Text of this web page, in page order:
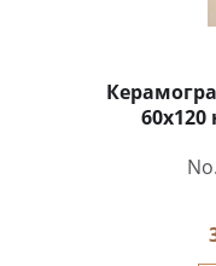
60x120